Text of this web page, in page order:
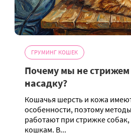
ГРУМИНГ КОШЕК
Почему мы не
насадку?
Кошачья шерсть и кожа
особенности, поэтому
работают при стрижке собак,
кошкам. В...